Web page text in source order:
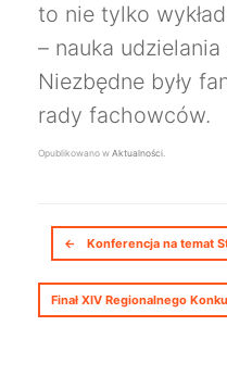
to nie tylko
– nauka
Niezbędne były
rady fachowców.
Opublikowano w Aktualności
Nawigacja
← Konferencja na temat
Finał XIV Regionalnego